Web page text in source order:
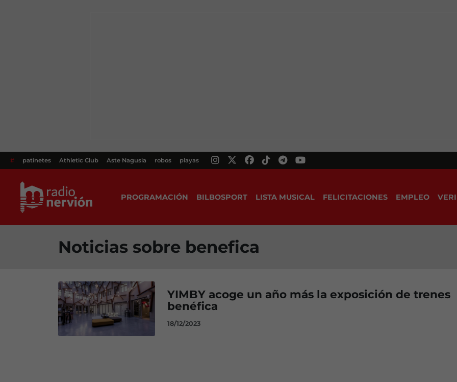
# patinetes Athletic Club Aste Nagusia robos playas
PROGRAMACIÓN BILBOSPORT LISTA MUSICAL FELICITACIONES EMPLEO
Noticias sobre benefica
YIMBY acoge un año más la exposición de trenes
benéfica
18/12/2023